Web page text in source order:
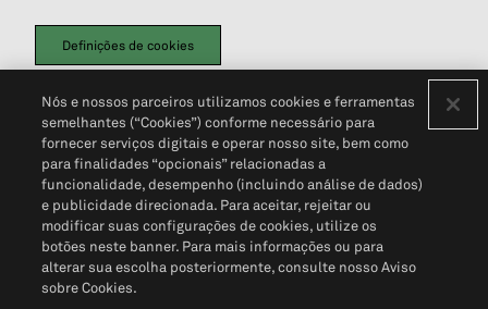
Definições de cookies
Política de PrivacidadePortal de privacidade do cliente (em inglês)
Não Venda Minhas Informações Pessoais© 2026 S&P Global
Nós e nossos parceiros utilizamos cookies e ferramentas
semelhantes (“Cookies”) conforme necessário para
fornecer serviços digitais e operar nosso site, bem como
para finalidades “opcionais” relacionadas a
funcionalidade, desempenho (incluindo análise de dados)
e publicidade direcionada. Para aceitar, rejeitar ou
modificar suas configurações de cookies, utilize os
botões neste banner. Para mais informações ou para
alterar sua escolha posteriormente, consulte nosso Aviso
sobre Cookies.